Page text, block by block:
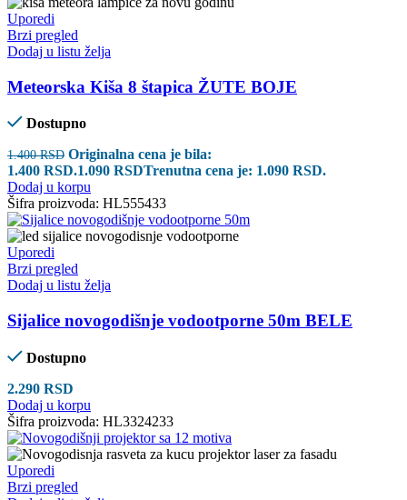
Uporedi
Brzi pregled
Dodaj u listu želja
Meteorska Kiša 8 štapica ŽUTE BOJE
Dostupno
1.400RSD Originalna cena je bila:
1.400 RSD.1.090 RSDTrenutna cena je: 1.090 RSD.
Dodaj u korpu
Šifra proizvoda: HL555433
Uporedi
Brzi pregled
Dodaj u listu želja
Sijalice novogodišnje vodootporne 50m BELE
Dostupno
2.290 RSD
Dodaj u korpu
Šifra proizvoda: HL3324233
Uporedi
Brzi pregled